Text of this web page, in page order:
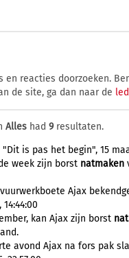
en reacties doorzoeken.
de site, ga dan naar de
Alles had 9resultaten.
is pas het begin", 15
week zijn borst natmaken
Ajax
kan Ajax zijn borst
avond Ajax na fors pak